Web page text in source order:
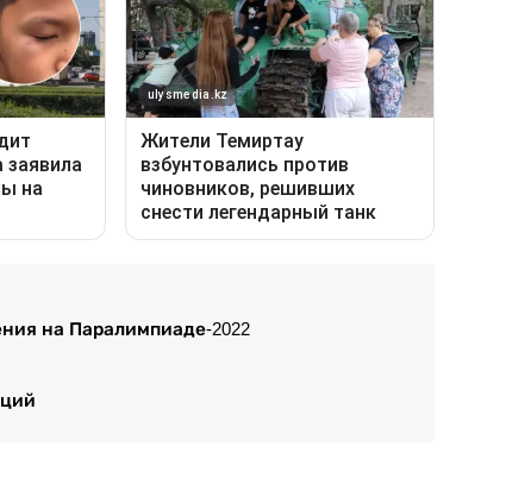
на Паралимпиаде-2022